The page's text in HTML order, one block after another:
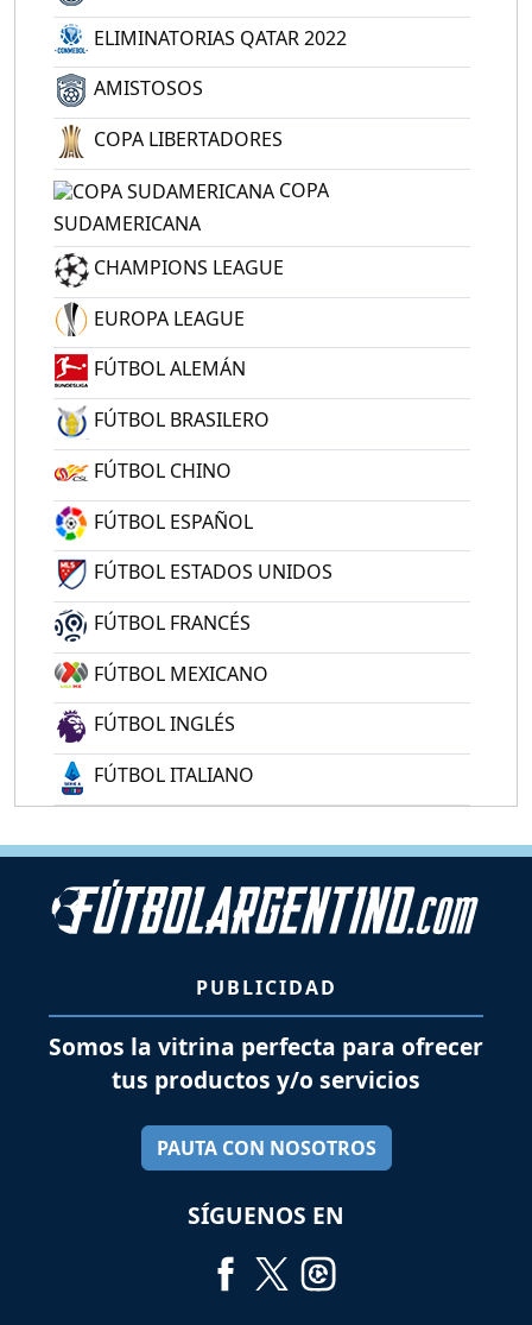
ELIMINATORIAS QATAR 2022
AMISTOSOS
COPA LIBERTADORES
COPA
SUDAMERICANA
CHAMPIONS LEAGUE
EUROPA LEAGUE
FÚTBOL ALEMÁN
FÚTBOL BRASILERO
FÚTBOL CHINO
FÚTBOL ESPAÑOL
FÚTBOL ESTADOS UNIDOS
FÚTBOL FRANCÉS
FÚTBOL MEXICANO
FÚTBOL INGLÉS
FÚTBOL ITALIANO
PUBLICIDAD
Somos la vitrina perfecta para ofrecer
tus productos y/o servicios
PAUTA CON NOSOTROS
SÍGUENOS EN